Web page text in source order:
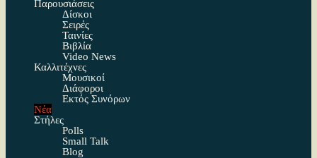
Παρουσιάσεις
Δίσκοι
Σειρές
Ταινίες
Βιβλία
Video News
Καλλιτέχνες
Μουσικοί
Διάφοροι
Εκτός Συνόρων
Νέα
Στήλες
Polls
Small Talk
Blog